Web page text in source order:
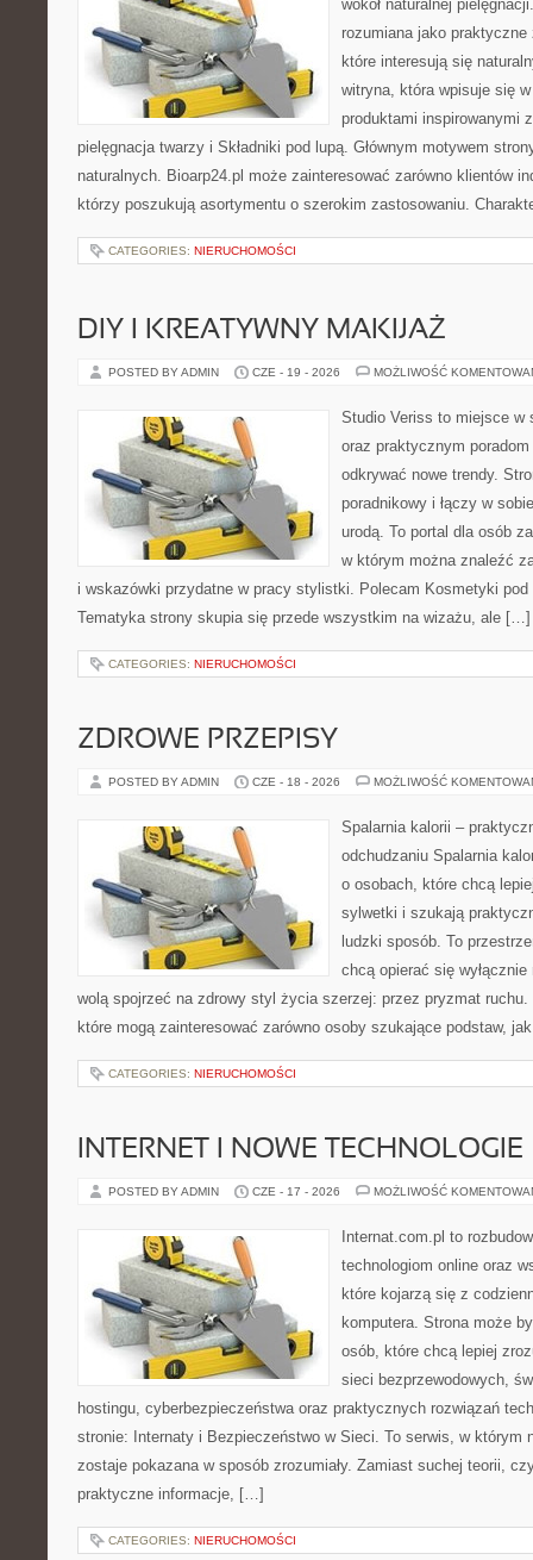
wokół naturalnej
rozumiana jako praktyczne
które interesują się
witryna, która wpisuje się
produktami inspirowanymi
pielęgnacja twarzy i Składniki pod lupą. Głównym motywem
naturalnych. Bioarp24.pl może zainteresować zarówno klientów
którzy poszukują asortymentu o szerokim zastosowaniu.
CATEGORIES: NIERUCHOMOŚCI
DIY I KREATYWNY MAKIJAŻ
POSTED BY ADMIN CZE - 19 - 2026 MOŻLIWOŚĆ
Studio Veriss to miejsce w
oraz praktycznym
odkrywać nowe trendy.
poradnikowy i łączy w
urodą. To portal dla osób
w którym można znaleźć
i wskazówki przydatne w pracy stylistki. Polecam Kosmetyki
Tematyka strony skupia się przede wszystkim na wizażu, ale […]
CATEGORIES: NIERUCHOMOŚCI
ZDROWE PRZEPISY
POSTED BY ADMIN CZE - 18 - 2026 MOŻLIWOŚĆ
Spalarnia kalorii –
odchudzaniu Spalarnia
o osobach, które chcą
sylwetki i szukają
ludzki sposób. To
chcą opierać się
wolą spojrzeć na zdrowy styl życia szerzej: przez pryzmat
które mogą zainteresować zarówno osoby szukające podstaw,
CATEGORIES: NIERUCHOMOŚCI
INTERNET I NOWE TECHNOLOGIE
POSTED BY ADMIN CZE - 17 - 2026 MOŻLIWOŚĆ
Internat.com.pl to
technologiom online oraz
które kojarzą się z
komputera. Strona może
osób, które chcą lepiej
sieci bezprzewodowych,
hostingu, cyberbezpieczeństwa oraz praktycznych rozwiązań
stronie: Internaty i Bezpieczeństwo w Sieci. To serwis, w którym
zostaje pokazana w sposób zrozumiały. Zamiast suchej teorii,
praktyczne informacje, […]
CATEGORIES: NIERUCHOMOŚCI